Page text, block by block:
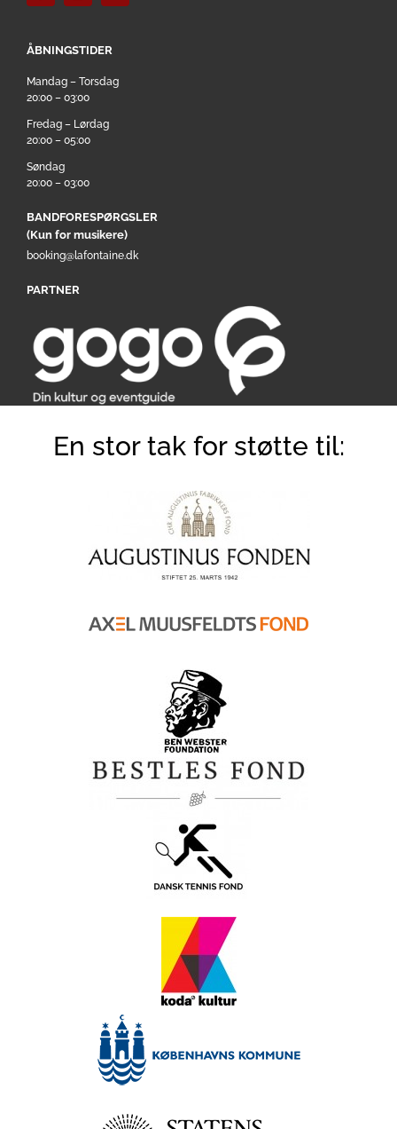
ÅBNINGSTIDER
Mandag – Torsdag
20:00 – 03:00
Fredag – Lørdag
20:00 – 05:00
Søndag
20:00 – 03:00
BANDFORESPØRGSLER
(Kun for musikere)
booking@lafontaine.dk
PARTNER
En stor tak for støtte til: